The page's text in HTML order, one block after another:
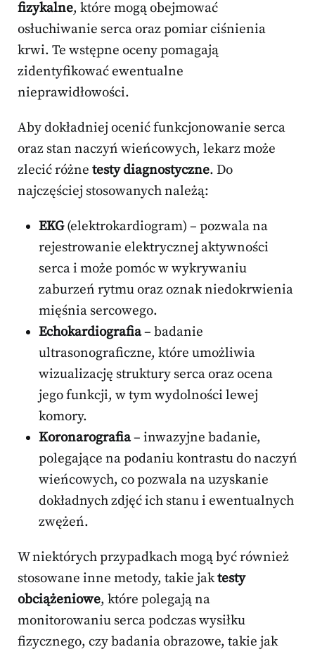
fizykalne, które mogą obejmować
osłuchiwanie serca oraz pomiar ciśnienia
krwi. Te wstępne oceny pomagają
zidentyfikować ewentualne
nieprawidłowości.
Aby dokładniej ocenić funkcjonowanie serca
oraz stan naczyń wieńcowych, lekarz może
zlecić różne testy diagnostyczne. Do
najczęściej stosowanych należą:
EKG(elektrokardiogram) – pozwala na
rejestrowanie elektrycznej aktywności
serca i może pomóc w wykrywaniu
zaburzeń rytmu oraz oznak niedokrwienia
mięśnia sercowego.
Echokardiografia– badanie
ultrasonograficzne, które umożliwia
wizualizację struktury serca oraz ocena
jego funkcji, w tym wydolności lewej
komory.
Koronarografia– inwazyjne badanie,
polegające na podaniu kontrastu do naczyń
wieńcowych, co pozwala na uzyskanie
dokładnych zdjęć ich stanu i ewentualnych
zwężeń.
W niektórych przypadkach mogą być również
stosowane inne metody, takie jaktesty
obciążeniowe, które polegają na
monitorowaniu serca podczas wysiłku
fizycznego, czy badania obrazowe, takie jak